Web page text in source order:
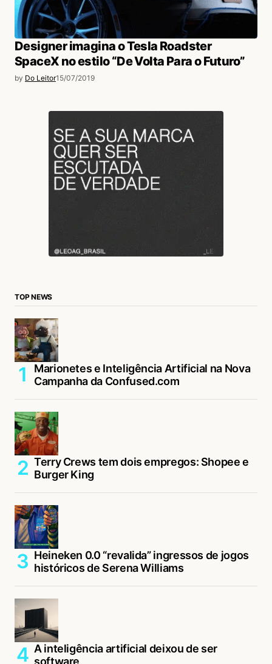
Designer imagina o Tesla Roadster
SpaceX no estilo “De Volta Para o Futuro”
by Do Leitor15/07/2019
TOP NEWS
Marionetes e Inteligência Artificial na Nova
Campanha da Confused.com
Terry Crews tem dois empregos: Shopee e
Burger King
Heineken 0.0 “revalida” ingressos de jogos
históricos de Serena Williams
A inteligência artificial deixou de ser
software